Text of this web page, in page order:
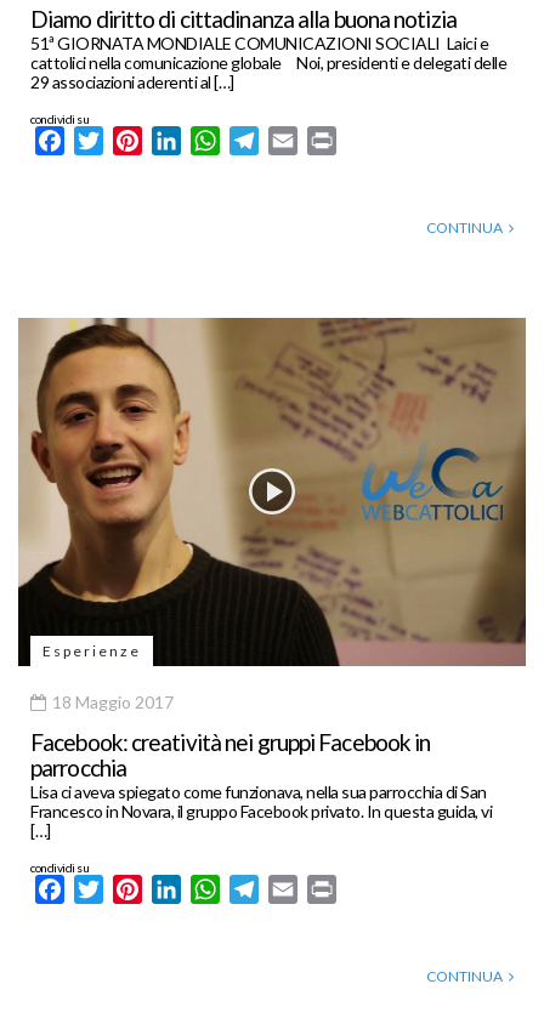
Diamo diritto di cittadinanza alla buona notizia
51ª GIORNATA MONDIALE COMUNICAZIONI SOCIALI Laici e
cattolici nella comunicazione globale Noi, presidenti e delegati delle
29 associazioni aderenti al […]
condividi su
FacebookTwitterPinterestLinkedInWhatsApp
Telegram
Email
CONTINUA
Esperienze
18 Maggio 2017
Facebook: creatività nei gruppi Facebook in
parrocchia
Lisa ci aveva spiegato come funzionava, nella sua parrocchia di San
Francesco in Novara, il gruppo Facebook privato. In questa guida, vi
[…]
condividi su
FacebookTwitterPinterestLinkedInWhatsApp
Telegram
Email
CONTINUA